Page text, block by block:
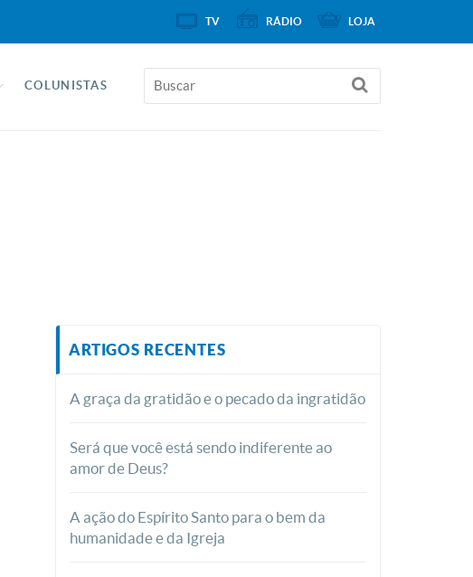
COLUNISTAS
ARTIGOS RECENTES
A graça da gratidão e o pecado da ingratidão
Será que você está sendo indiferente ao
amor de Deus?
A ação do Espírito Santo para o bem da
humanidade e da Igreja
TV RÁDIO LOJA